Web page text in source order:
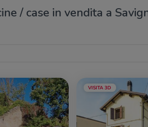
/ case in vendita a
VISITA 3D